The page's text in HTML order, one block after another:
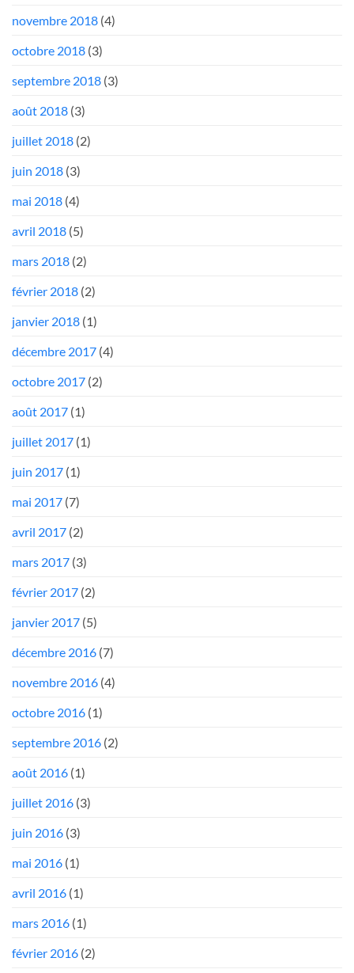
novembre 2018 (4)
octobre 2018 (3)
septembre 2018 (3)
août 2018 (3)
juillet 2018 (2)
juin 2018 (3)
mai 2018 (4)
avril 2018 (5)
mars 2018 (2)
février 2018 (2)
janvier 2018 (1)
décembre 2017 (4)
octobre 2017 (2)
août 2017 (1)
juillet 2017 (1)
juin 2017 (1)
mai 2017 (7)
avril 2017 (2)
mars 2017 (3)
février 2017 (2)
janvier 2017 (5)
décembre 2016 (7)
novembre 2016 (4)
octobre 2016 (1)
septembre 2016 (2)
août 2016 (1)
juillet 2016 (3)
juin 2016 (3)
mai 2016 (1)
avril 2016 (1)
mars 2016 (1)
février 2016 (2)